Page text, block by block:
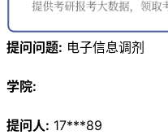
提问问题: 电子信息调剂
学院:
提问人: 17***89